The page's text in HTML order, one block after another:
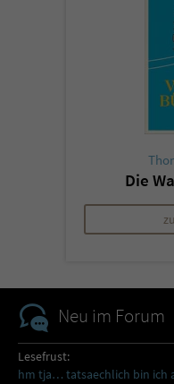
Die
Neu im Forum
Lesefrust:
hm tja… tatsaechlich bin ich